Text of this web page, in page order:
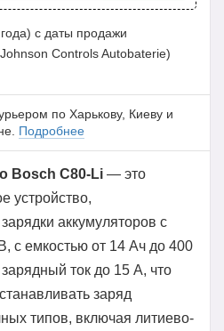
с даты продажи
Controls Autobaterie)
по Харькову, Киеву и
Подробнее
Bosch C80-Li — это
устройство,
аккумуляторов с
с емкостью от 14 Ач до 400
ток до 15 А, что
заряд
типов, включая литиево-